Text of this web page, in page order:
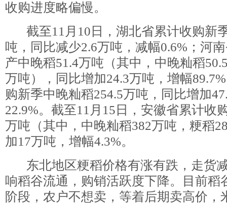
收购进度略偏慢。
截至11月10日，湖北省累计收购新
吨，同比减少2.6万吨，减幅0.6%；河
产中晚稻51.4万吨（其中，中晚籼稻
万吨），同比增加24.3万吨，增幅
购新季中晚籼稻254.5万吨，同比增加
22.9%。截至11月15日，安徽省累计收
万吨（其中，中晚籼稻382万吨，粳稻
加17万吨，增幅4.3%。
东北地区粳稻价格有涨有跌，走货
响稻谷流通，购销活跃度下降。目前稻
阶段，农户不想卖，等着后期卖高价，